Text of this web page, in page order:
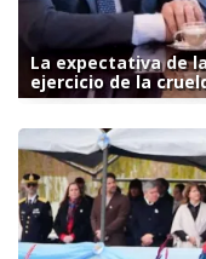
La expectativa de
ejercicio de la